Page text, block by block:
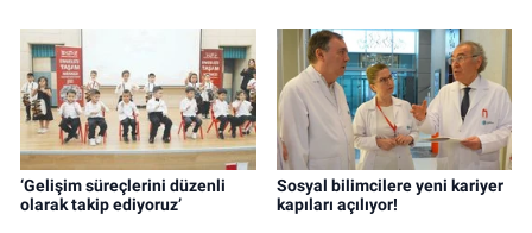
‘Gelişim süreçlerini düzenli
olarak takip ediyoruz’
Sosyal bilimcilere yeni kariyer
kapıları açılıyor!